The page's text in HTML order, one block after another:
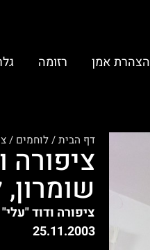
הצהרת אמן רזומה
דף הבית/לוחמים /
ציפורה
ציפורה ודוד
25.11.2003